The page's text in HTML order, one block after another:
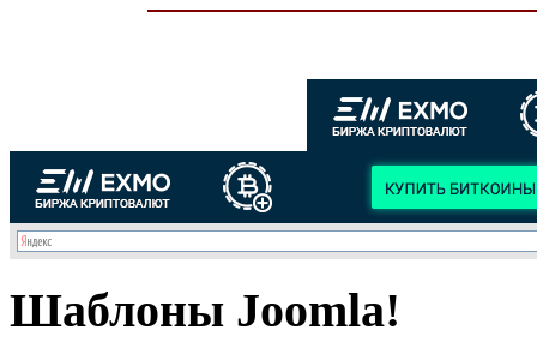
Шаблоны Joomla!